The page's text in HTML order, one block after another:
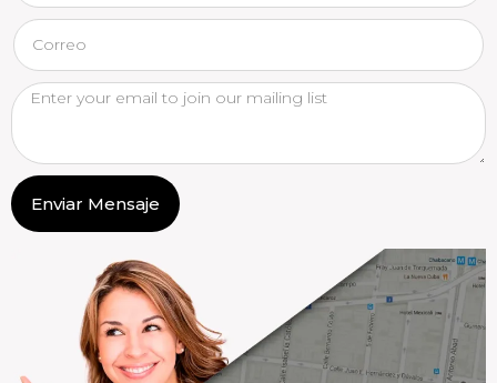
Enviar Mensaje